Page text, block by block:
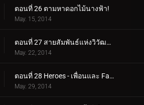
ตอนที่ 26 ตามหาดอกไม้นางฟ้า!
May. 15, 2014
ตอนที่ 27 สายสัมพันธ์แห่งวิวัฒนาการ!
May. 22, 2014
ตอนที่ 28 Heroes - เพื่อนและ Faux Alike!
May. 29, 2014